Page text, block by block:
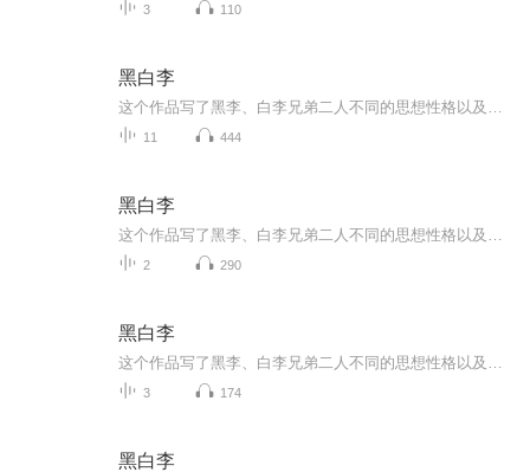
3 110
黑白李
11 444
黑白李
2 290
黑白李
3 174
黑白李